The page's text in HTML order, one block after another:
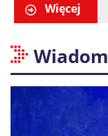
Więcej